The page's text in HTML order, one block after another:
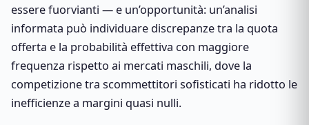
essere fuorvianti — e un’opportunità: un’analisi
informata può individuare discrepanze tra la quota
offerta e la probabilità effettiva con maggiore
frequenza rispetto ai mercati maschili, dove la
competizione tra scommettitori sofisticati ha ridotto le
inefficienze a margini quasi nulli.